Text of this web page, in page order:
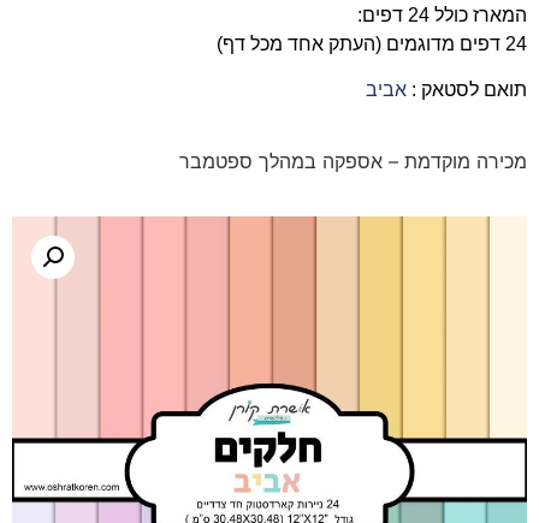
המארז כולל 24 דפים:
24 דפים מדוגמים (העתק אחד מכל דף)
תואם לסטאק : אביב
מכירה מוקדמת – אספקה במהלך ספטמבר